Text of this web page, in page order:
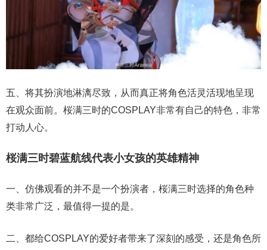
五、将其扮演地淋漓尽致，从而真正将角色活灵活现地呈现
在观众面前。桜满三时的COSPLAY非常有自己的特色，非常
打动人心。
桜满三时碧蓝航线代表小女孩的英雄精神
一、仿佛观看的并不是一个扮演者，桜满三时选择的角色种
类非常广泛，最值得一提的是。
二、都给COSPLAY的爱好者带来了深刻的感受，还是角色所